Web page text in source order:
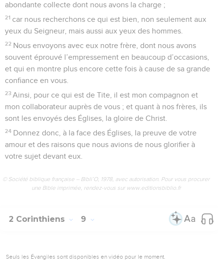
abondante collecte dont nous avons la charge ;
21 car nous recherchons ce qui est bien, non seulement aux
yeux du Seigneur, mais aussi aux yeux des hommes.
22 Nous envoyons avec eux notre frère, dont nous avons
souvent éprouvé l’empressement en beaucoup d’occasions,
et qui en montre plus encore cette fois à cause de sa grande
confiance en vous.
23 Ainsi, pour ce qui est de Tite, il est mon compagnon et
mon collaborateur auprès de vous ; et quant à nos frères, ils
sont les envoyés des Églises, la gloire de Christ.
24 Donnez donc, à la face des Églises, la preuve de votre
amour et des raisons que nous avions de nous glorifier à
votre sujet devant eux.
© Société biblique française – Bibli’O, 1978, avec autorisation. Pour vous procurer
une Bible imprimée, rendez-vous sur www.editionsbiblio.fr
2 Corinthiens 9
Seuls les Évangiles sont disponibles en vidéo pour le moment.